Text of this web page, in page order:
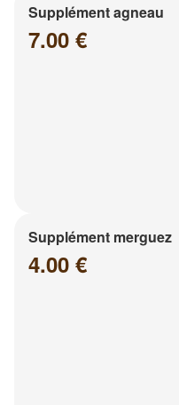
Supplément agneau
7.00 €
Supplément merguez
4.00 €